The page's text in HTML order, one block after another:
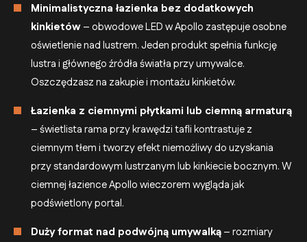
Minimalistyczna łazienka bez dodatkowych
kinkietów– obwodowe LED w Apollo zastępuje osobne
oświetlenie nad lustrem. Jeden produkt spełnia funkcję
lustra i głównego źródła światła przy umywalce.
Oszczędzasz na zakupie i montażu kinkietów.
Łazienka z ciemnymi płytkami lub ciemną armaturą
– świetlista rama przy krawędzi tafli kontrastuje z
ciemnym tłem i tworzy efekt niemożliwy do uzyskania
przy standardowym lustrzanym lub kinkiecie bocznym. W
ciemnej łazience Apollo wieczorem wygląda jak
podświetlony portal.
Duży format nad podwójną umywalką– rozmiary